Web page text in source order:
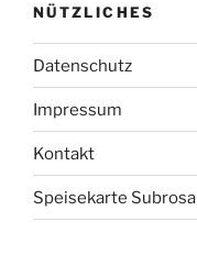
NÜTZLICHES
Datenschutz
Impressum
Kontakt
Speisekarte Subrosa